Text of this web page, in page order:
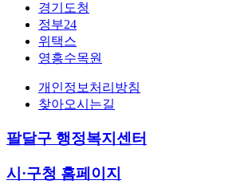
경기도청
정부24
위택스
영흥수목원
개인정보처리방침
찾아오시는길
팔달구 행정복지센터
시·구청 홈페이지